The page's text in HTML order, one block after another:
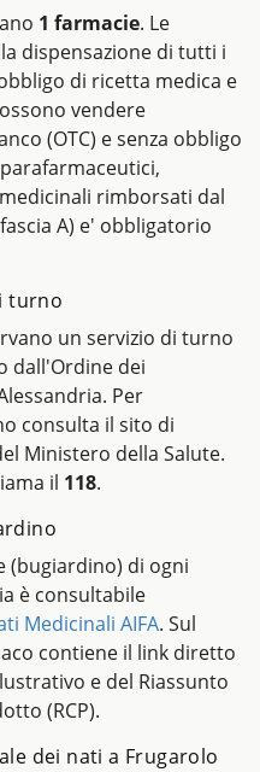
1 farmacie. Le
dispensazione di tutti i
di ricetta medica e
vendere
(OTC) e senza obbligo
rimborsati dal
A) e' obbligatorio
turno
un servizio di turno
dall'Ordine dei
Per
consulta il sito di
Ministero della Salute.
il 118.
(bugiardino) di ogni
è consultabile
Medicinali AIFA. Sul
contiene il link diretto
e del Riassunto
(RCP).
dei nati a Frugarolo